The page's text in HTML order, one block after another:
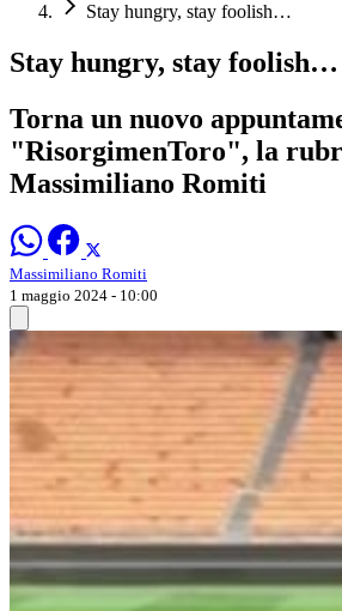
Stay hungry, stay foolish…
Stay hungry, stay foolish…
Torna un nuovo
"RisorgimenToro", la
Massimiliano Romiti
Massimiliano Romiti
1 maggio 2024 - 10:00